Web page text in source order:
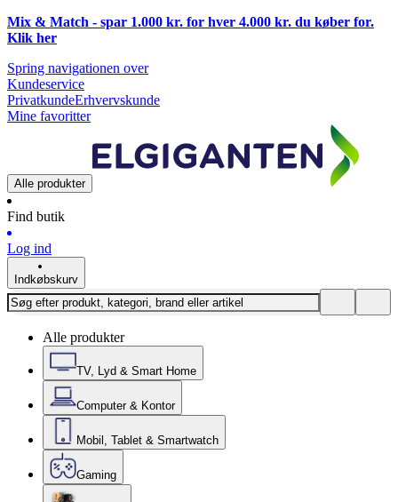
Mix & Match - spar 1.000 kr. for hver 4.000 kr. du køber for.
Klik her
Spring navigationen over
Kundeservice
PrivatkundeErhvervskunde
Mine favoritter
Alle produkter
Find butik
Log ind
Indkøbskurv
Alle produkter
TV, Lyd & Smart Home
Computer & Kontor
Mobil, Tablet & Smartwatch
Gaming